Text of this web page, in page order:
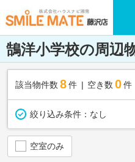
鵠洋小学校の周辺
該当物件数 8件 空き数 0 件
絞り込み条件： なし
空室のみ